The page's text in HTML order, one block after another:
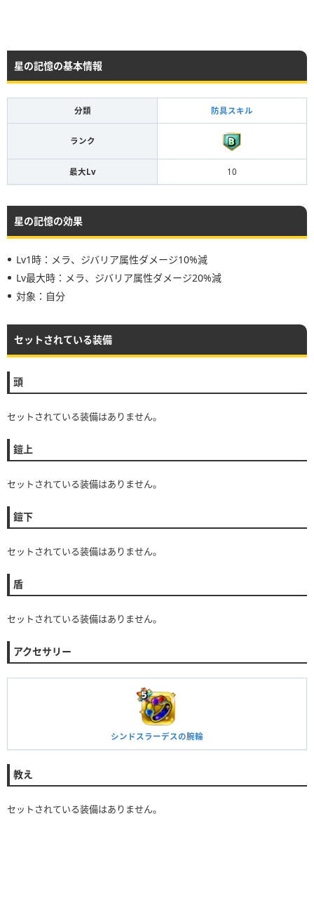
星の記憶の基本情報
分類 防具スキル
ランク
最大Lv 10
星の記憶の効果
Lv1時：メラ、ジバリア属性ダメージ10%減
Lv最大時：メラ、ジバリア属性ダメージ20%減
対象：自分
セットされている装備
頭
セットされている装備はありません。
鎧上
セットされている装備はありません。
鎧下
セットされている装備はありません。
盾
セットされている装備はありません。
アクセサリー
シンドスラーデスの腕輪
教え
セットされている装備はありません。